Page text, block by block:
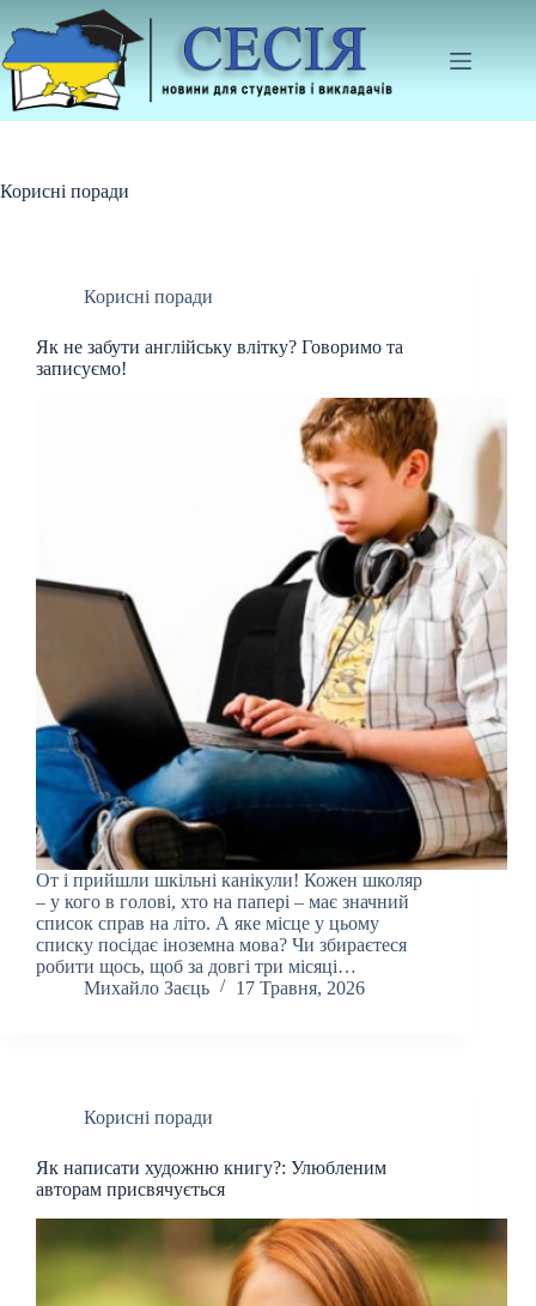
до
вмісту
Корисні поради
Корисні поради
Як не забути англійську влітку? Говоримо та
записуємо!
От і прийшли шкільні канікули! Кожен школяр
– у кого в голові, хто на папері – має значний
список справ на літо. А яке місце у цьому
списку посідає іноземна мова? Чи збираєтеся
робити щось, щоб за довгі три місяці…
Михайло Заєць
17 Травня, 2026
Корисні поради
Як написати художню книгу?: Улюбленим
авторам присвячується